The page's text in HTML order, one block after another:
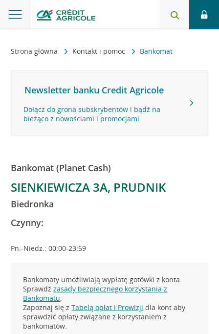
Strona główna Kontakt i pomoc Bankomat
Newsletter banku Credit Agricole
Dołącz do grona subskrybentów i bądź na
bieżąco z nowościami i promocjami
Bankomat (Planet Cash)
SIENKIEWICZA 3A, PRUDNIK
Biedronka
Czynny:
Pn.-Niedz.: 00:00-23:59
Bankomaty umożliwiają wypłatę gotówki z konta.
Sprawdźzasady bezpiecznego korzystania z
Bankomatu.
Zapoznaj się zTabelą opłat i Prowizji dla kont aby
sprawdzić opłaty związane z korzystaniem z
bankomatów.